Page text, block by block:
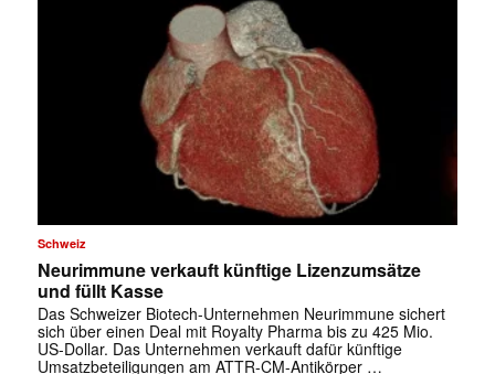
Schweiz
Neurimmune verkauft künftige Lizenzumsätze
und füllt Kasse
Das Schweizer Biotech-Unternehmen Neurimmune sichert
sich über einen Deal mit Royalty Pharma bis zu 425 Mio.
US-Dollar. Das Unternehmen verkauft dafür künftige
Umsatzbeteiligungen am ATTR-CM-Antikörper …